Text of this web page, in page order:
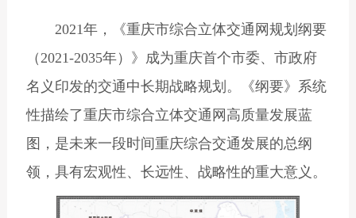
2021年，《重庆市综合立体交通网规划纲要
（2021-2035年）》成为重庆首个市委、市政府
名义印发的交通中长期战略规划。《纲要》系统
性描绘了重庆市综合立体交通网高质量发展蓝
图，是未来一段时间重庆综合交通发展的总纲
领，具有宏观性、长远性、战略性的重大意义。